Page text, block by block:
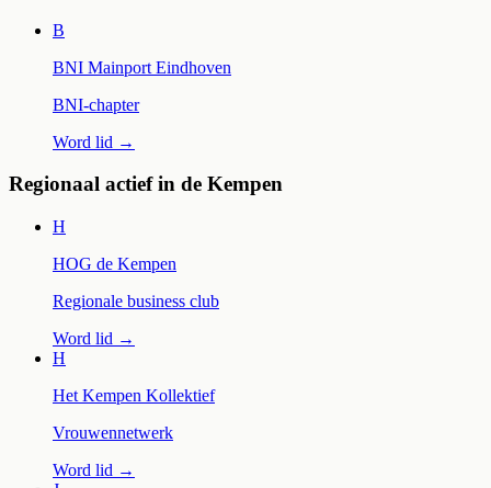
B
BNI Mainport Eindhoven
BNI-chapter
Word lid →
Regionaal actief in de Kempen
H
HOG de Kempen
Regionale business club
Word lid →
H
Het Kempen Kollektief
Vrouwennetwerk
Word lid →